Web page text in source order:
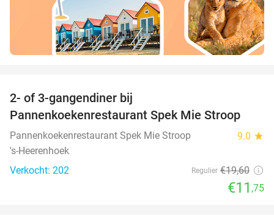
2- of 3-gangendiner bij
Pannenkoekenrestaurant Spek Mie Stroop
Pannenkoekenrestaurant Spek Mie Stroop 9.0 star
's-Heerenhoek
Verkocht: 202
Regulier €19,60
€11 ,75